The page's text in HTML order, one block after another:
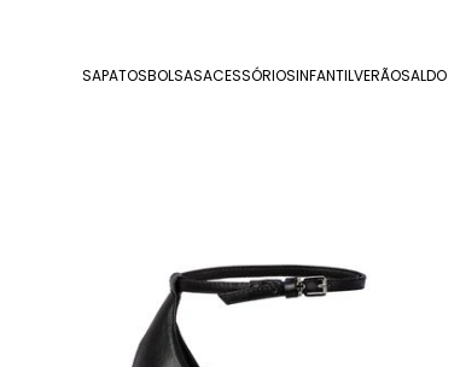
SAPATOSBOLSASACESSÓRIOSINFANTILVERÃOSALDO